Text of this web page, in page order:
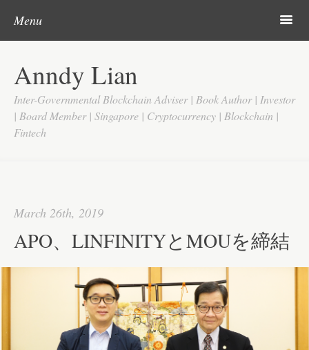
Anndy Lian
Inter-Governmental Blockchain Adviser | Book Author | Investor
| Board Member | Singapore | Cryptocurrency | Blockchain |
Fintech
Menu m
About
Updates
Videos
Contact
March 26th, 2019
APO、LINFINITYとMOUを締結